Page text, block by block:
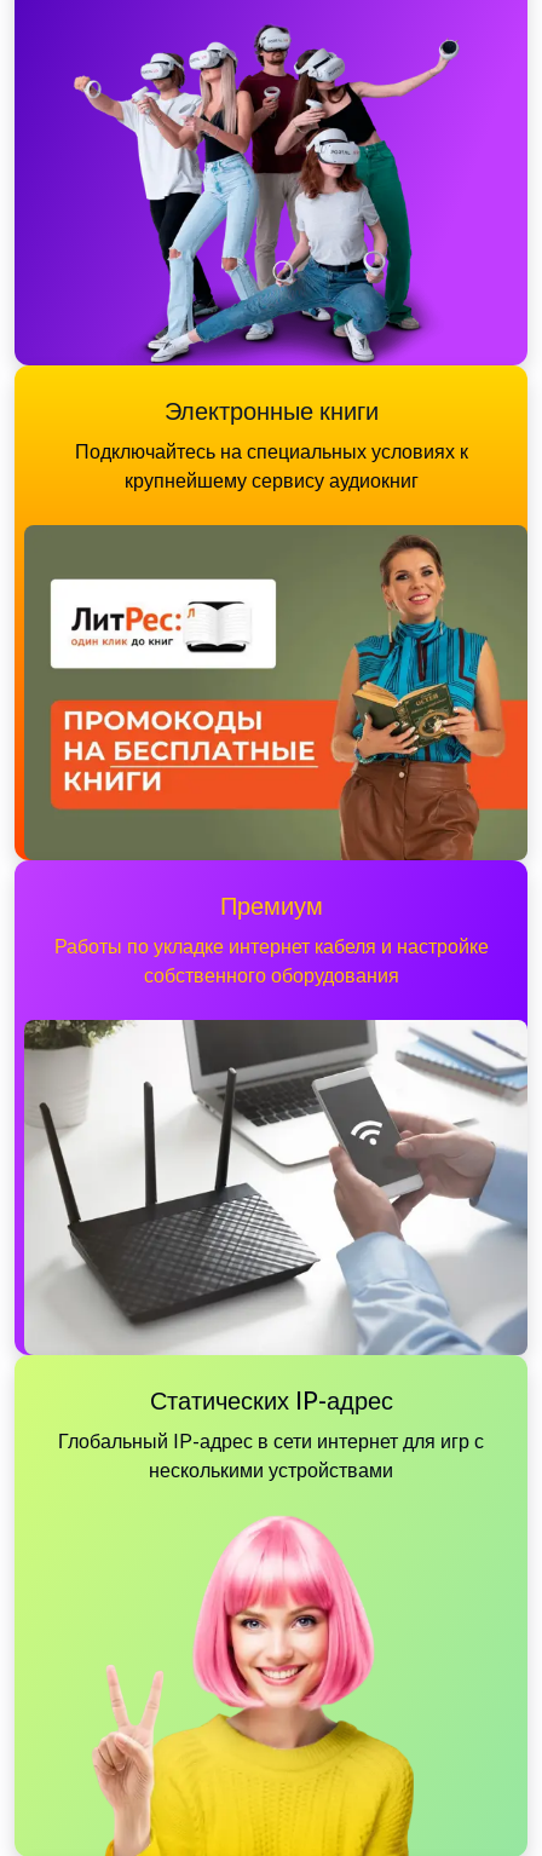
Электронные книги
Подключайтесь на специальных условиях к
крупнейшему сервису аудиокниг
Премиум
Работы по укладке интернет кабеля и настройке
собственного оборудования
Статических IP-адрес
Глобальный IP-адрес в сети интернет для игр с
несколькими устройствами